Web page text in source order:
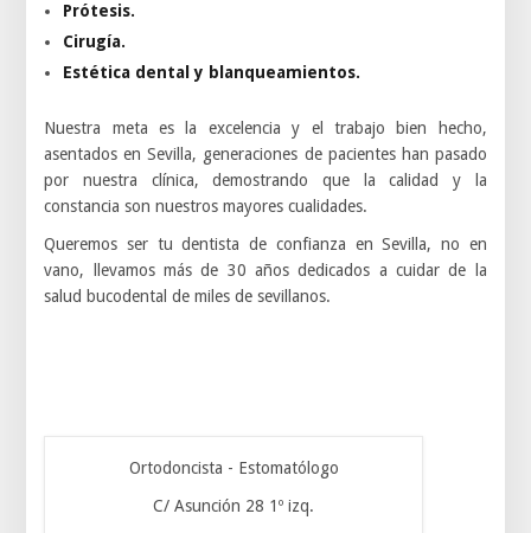
Prótesis.
Cirugía.
Estética dental y blanqueamientos.
Nuestra meta es la excelencia y el trabajo bien hecho,
asentados en Sevilla, generaciones de pacientes han pasado
por nuestra clínica, demostrando que la calidad y la
constancia son nuestros mayores cualidades.
Queremos ser tu dentista de confianza en Sevilla, no en
vano, llevamos más de 30 años dedicados a cuidar de la
salud bucodental de miles de sevillanos.
Ortodoncista - Estomatólogo
C/ Asunción 28 1º izq.